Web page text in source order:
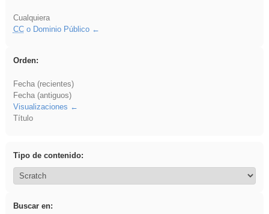
Cualquiera
CCo Dominio Público
Orden:
Fecha (recientes)
Fecha (antiguos)
Visualizaciones
Título
Tipo de contenido:
Buscar en: